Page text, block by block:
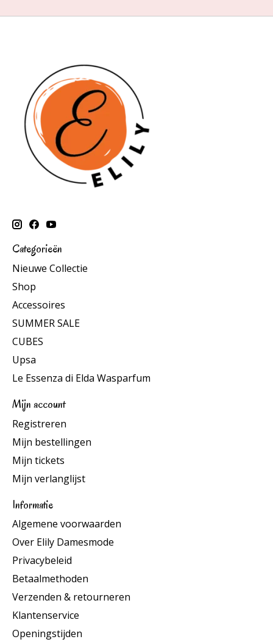
Categorieën
Nieuwe Collectie
Shop
Accessoires
SUMMER SALE
CUBES
Upsa
Le Essenza di Elda Wasparfum
Mijn account
Registreren
Mijn bestellingen
Mijn tickets
Mijn verlanglijst
Informatie
Algemene voorwaarden
Over Elily Damesmode
Privacybeleid
Betaalmethoden
Verzenden & retourneren
Klantenservice
Openingstijden